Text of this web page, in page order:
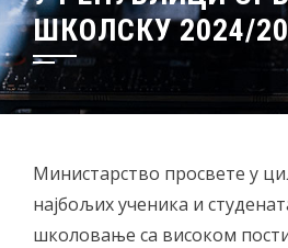
ШКОЛСКУ 2024/
Министарство просвете у
најбољих ученика и
школовање са високом